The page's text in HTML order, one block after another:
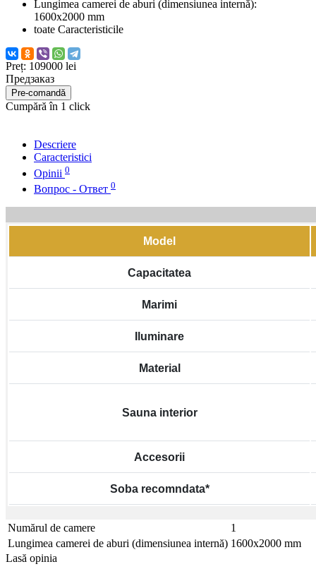
Lungimea camerei de aburi (dimensiunea internă):
1600x2000 mm
toate Caracteristicile
Preț: 109000 lei
Предзаказ
Pre-comandă
Cumpără în 1 click
Descriere
Caracteristici
Opinii 0
Вопрос - Ответ 0
Model
Capacitatea
Marimi
Iluminare
Material
Sauna interior
Accesorii
Soba recomndata*
Numărul de camere
1
Lungimea camerei de aburi (dimensiunea internă) 1600x2000 mm
Lasă opinia